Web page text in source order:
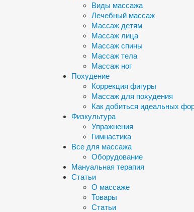
Виды массажа
Лечебный массаж
Массаж детям
Массаж лица
Массаж спины
Массаж тела
Массаж ног
Похудение
Коррекция фигуры
Массаж для похудения
Как добиться идеальных
Физкультура
Упражнения
Гимнастика
Все для массажа
Оборудование
Мануальная терапия
Статьи
О массаже
Товары
Статьи